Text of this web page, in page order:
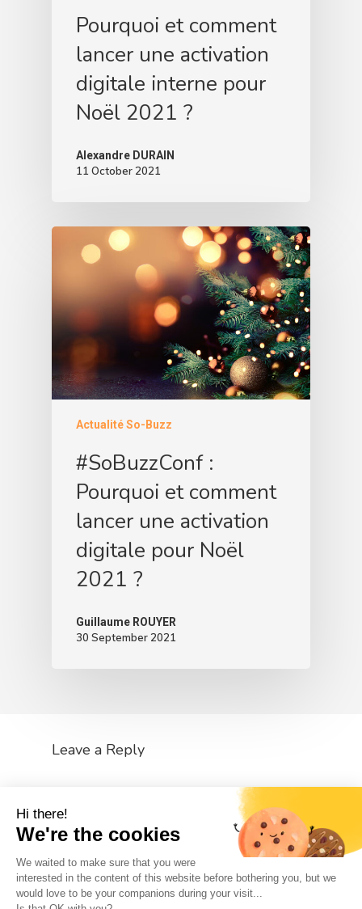
Hi there!
We're the cookies
We waited to make sure that you were
interested in the content of this website before bothering you, but we
would love to be your companions during your visit...
Pourquoi et comment
lancer une activation
digitale interne pour
Noël 2021 ?
Alexandre DURAIN
11 October 2021
Actualité So-Buzz
#SoBuzzConf :
Pourquoi et comment
lancer une activation
digitale pour Noël
2021 ?
Guillaume ROUYER
30 September 2021
Leave a Reply
to post a comment.
The So-Buzz Team